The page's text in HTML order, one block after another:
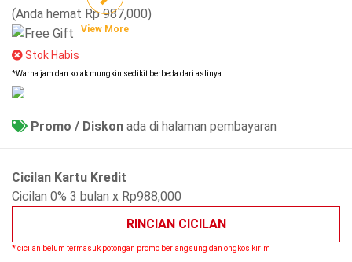
(Anda hemat Rp 987,000)
Stok Habis
*Warna jam dan kotak mungkin sedikit berbeda dari aslinya
Promo / Diskon ada di halaman pembayaran
Cicilan Kartu Kredit
Cicilan 0% 3 bulan x Rp988,000
RINCIAN CICILAN
* cicilan belum termasuk potongan promo berlangsung dan ongkos kirim
View More